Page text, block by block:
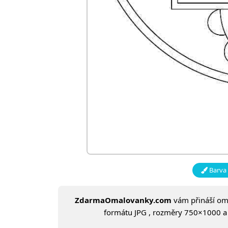
ZdarmaOmalovanky.com vám přináší
formátu JPG , rozměry 750×1000